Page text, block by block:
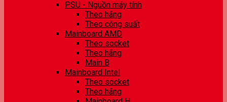
PSU - Nguồn máy tính
Theo hãng
Theo công suất
Mainboard AMD
Theo socket
Theo hãng
Main B
Mainboard Intel
Theo socket
Theo hãng